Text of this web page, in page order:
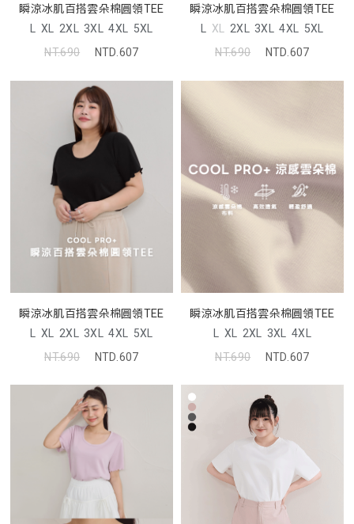
瞬涼冰肌百搭雲朵棉圓領TEE
L XL 2XL 3XL 4XL 5XL
NT.690
NTD.607
瞬涼冰肌百搭雲朵棉圓領TEE
L XL 2XL 3XL 4XL 5XL
NT.690
NTD.607
瞬涼冰肌百搭雲朵棉圓領TEE
L XL 2XL 3XL 4XL 5XL
NT.690
NTD.607
瞬涼冰肌百搭雲朵棉圓領TEE
L XL 2XL 3XL 4XL
NT.690
NTD.607